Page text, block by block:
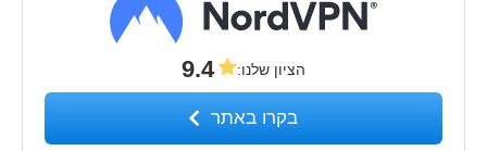
הציון שלנו:
9.4
בקרו באתר